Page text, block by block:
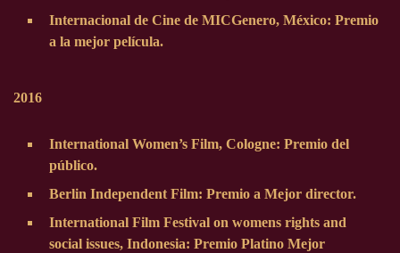
Internacional de Cine de MICGenero, México: Premio
a la mejor película.
2016
International Women’s Film, Cologne: Premio del
público.
Berlin Independent Film: Premio a Mejor director.
International Film Festival on womens rights and
social issues, Indonesia: Premio Platino Mejor